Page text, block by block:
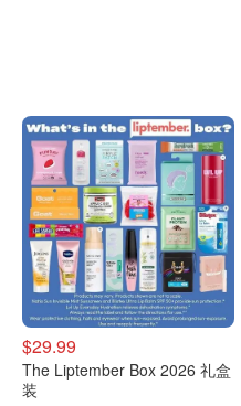
$29.99
The Liptember Box 2026 礼盒
装